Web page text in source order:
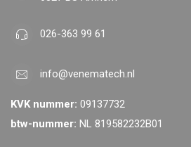
026-363 99 61
info@venematech.nl
KVK nummer: 09137732
btw-nummer: NL 819582232B01